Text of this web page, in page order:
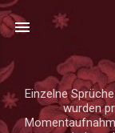
Einzelne
wurden